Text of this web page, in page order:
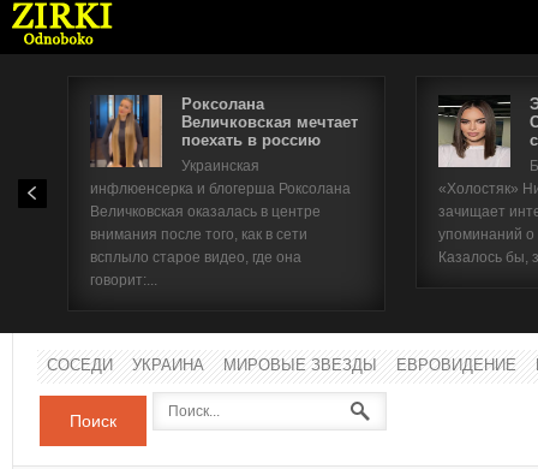
Роксолана
Величковская мечтает
поехать в россию
Украинская
инфлюенсерка и блогерша Роксолана
Величковская оказалась в центре
внимания после того, как в сети
всплыло старое видео, где она
говорит:...
«Холостяк»
зачищает
упоминаний
Казалось бы,
СОСЕДИ УКРАИНА МИРОВЫЕ ЗВЕЗДЫ ЕВРОВИДЕНИЕ
Поиск
Имя